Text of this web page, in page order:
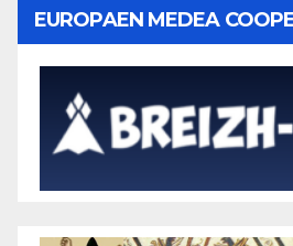
EUROPAEN MEDEA